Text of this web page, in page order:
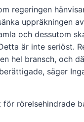
regeringen
uppräkningen
och dessutom
är inte seriöst.
hel bransch, och
säger
för rörelsehindrade